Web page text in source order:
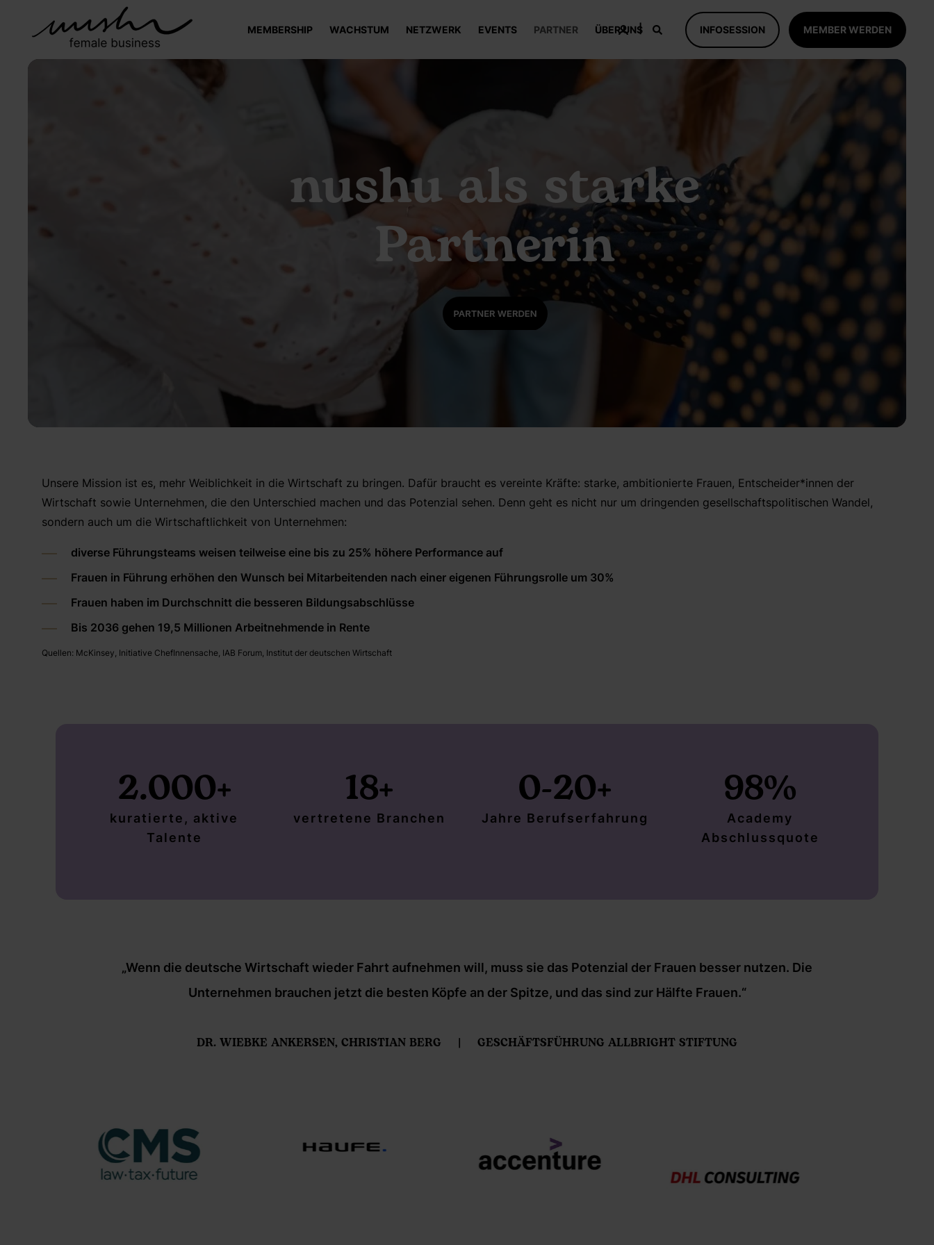
MEMBERSHIP WACHSTUM NETZWERK EVENTS PARTNER ÜBER UNS INFOSESSION MEMBER WERDEN
nushu als starke
Partnerin
Unsere Mission ist es, mehr Weiblichkeit in die Wirtschaft zu bringen. Dafür braucht es vereinte Kräfte: starke, ambitionierte Frauen, Entscheider*innen der
Wirtschaft sowie Unternehmen, die den Unterschied machen und das Potenzial sehen. Denn geht es nicht nur um dringenden gesellschaftspolitischen Wandel,
sondern auch um die Wirtschaftlichkeit von Unternehmen:
diverse Führungsteams weisen teilweise eine bis zu 25% höhere Performance auf
Frauen in Führung erhöhen den Wunsch bei Mitarbeitenden nach einer eigenen Führungsrolle um 30%
Frauen haben im Durchschnitt die besseren Bildungsabschlüsse
Bis 2036 gehen 19,5 Millionen Arbeitnehmende in Rente
Quellen: McKinsey, Initiative ChefInnensache, IAB Forum, Institut der deutschen Wirtschaft
2.000+
kuratierte, aktive
Talente
18+
vertretene Branchen
0-20+
Jahre Berufserfahrung
98%
Academy
Abschlussquote
„Wenn die deutsche Wirtschaft wieder Fahrt aufnehmen will, muss sie das Potenzial der Frauen besser nutzen. Die
Unternehmen brauchen jetzt die besten Köpfe an der Spitze, und das sind zur Hälfte Frauen.“
DR. WIEBKE ANKERSEN, CHRISTIAN BERG GESCHÄFTSFÜHRUNG ALLBRIGHT STIFTUNG